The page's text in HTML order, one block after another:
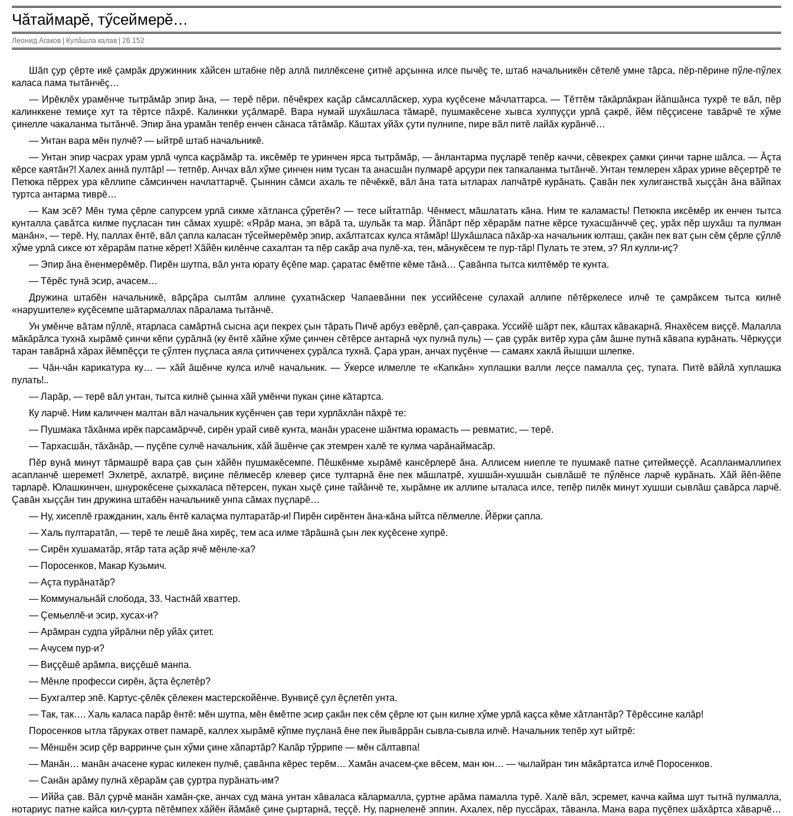
Чăтаймарĕ, тӳсеймерĕ…
Леонид Агаков | Кулăшла калав | 26 152
Шăп çур çĕрте икĕ çамрăк дружинник хăйсен штабне пĕр аллă пиллĕксене çитнĕ арçынна илсе пычĕç те, штаб начальникĕн сĕтелĕ умне тăрса, пĕр-пĕрине пӳле-пӳлех
каласа пама тытăнчĕç…
— Ирĕклĕх урамĕнче тытрăмăр эпир ăна, — терĕ пĕри. пĕчĕкрех каçăр сăмсаллăскер, хура куçĕсене мăчлаттарса. — Тĕттĕм тăкăрлăкран йăпшăнса тухрĕ те вăл, пĕр
калинккене темиçе хут та тĕртсе пăхрĕ. Калинкки уçăлмарĕ. Вара нумай шухăшласа тăмарĕ, пушмакĕсене хывса хулпуççи урлă çакрĕ, йĕм пĕççисене тавăрчĕ те хӳме
çинелле чакаланма тытăнчĕ. Эпир ăна урамăн тепĕр енчен сăнаса тăтăмăр. Кăштах уйăх çути пулнипе, пире вăл питĕ лайăх курăнчĕ…
— Унтан вара мĕн пулчĕ? — ыйтрĕ штаб начальникĕ.
— Унтан эпир часрах урам урлă чупса каçрăмăр та. иксĕмĕр те уринчен ярса тытрăмăр, — ăнлантарма пуçларĕ тепĕр каччи, сĕвекрех çамки çинчи тарне шăлса. — Ăçта
кĕрсе каятăн?! Халех аннă пултăр! — тетпĕр. Анчах вăл хӳме çинчен ним тусан та анасшăн пулмарĕ арçури пек тапкаланма тытăнчĕ. Унтан темлерен хăрах урине вĕçертрĕ те
Петюка пĕррех ура кĕллипе сăмсинчен начлаттарчĕ. Çыннин сăмси ахаль те пĕчĕккĕ, вăл ăна тата ытларах лапчăтрĕ курăнать. Çавăн пек хулиганствă хыççăн ăна вăйпах
туртса антарма тиврĕ…
— Кам эсĕ? Мĕн тума çĕрле сапурсем урлă сикме хăтланса çӳретĕн? — тесе ыйтатпăр. Чĕнмест, мăшлатать кăна. Ним те каламасть! Петюкпа иксĕмĕр ик енчен тытса
кунталла çавăтса килме пуçласан тин сăмах хушрĕ: «Ярăр мана, эп вăрă та, шульăк та мар. Йăпăрт пĕр хĕрарăм патне кĕрсе тухасшăнччĕ çеç, урăх пĕр шухăш та пулман
манăн», — терĕ. Ну, паллах ĕнтĕ, вăл çапла каласан тӳсеймерĕмĕр эпир, ахăлтатсах кулса ятăмăр! Шухăшласа пăхăр-ха начальник юлташ, çакăн пек ват çын сĕм çĕрле çӳллĕ
хӳме урлă сиксе ют хĕрарăм патне кĕрет! Хăйĕн килĕнче сахалтан та пĕр сакăр ача пулĕ-ха, тен, мăнукĕсем те пур-тăр! Пулать те этем, э? Ял кулли-иç?
— Эпир ăна ĕненмерĕмĕр. Пирĕн шутпа, вăл унта юрату ĕçĕпе мар. çаратас ĕмĕтпе кĕме тăнă… Çавăнпа тытса килтĕмĕр те кунта.
— Тĕрĕс тунă эсир, ачасем…
Дружина штабĕн начальникĕ, вăрçăра сылтăм аллине çухатнăскер Чапаевăнни пек уссийĕсене сулахай аллипе пĕтĕркелесе илчĕ те çамрăксем тытса килнĕ
«нарушителе» куçĕсемпе шăтармаллах пăралама тытăнчĕ.
Ун умĕнче вăтам пӳллĕ, ятарласа самăртнă сысна аçи пекрех çын тăрать Пичĕ арбуз евĕрлĕ, çап-çаврака. Уссийĕ шăрт пек, кăштах кăвакарнă. Янахĕсем виççĕ. Малалла
мăкăрăлса тухнă хырăмĕ çинчи кĕпи çурăлнă (ку ĕнтĕ хăйне хӳме çинчен сĕтĕрсе антарнă чух пулнă пуль) — çав çурăк витĕр хура çăм ăшне путнă кăвапа курăнать. Чĕркуççи
таран тавăрнă хăрах йĕмпĕççи те çӳлтен пуçласа аяла çитичченех çурăлса тухнă. Çара уран, анчах пуçĕнче — самаях хаклă йышши шлепке.
— Чăн-чăн карикатура ку… — хăй ăшĕнче кулса илчĕ начальник. — Ӳкерсе илмелле те «Капкăн» хуплашки валли леçсе памалла çеç, тупата. Питĕ вăйлă хуплашка
пулать!..
— Ларăр, — терĕ вăл унтан, тытса килнĕ çынна хăй умĕнчи пукан çине кăтартса.
Ку ларчĕ. Ним каличчен малтан вăл начальник куçĕнчен çав тери хурлăхлăн пăхрĕ те:
— Пушмака тăхăнма ирĕк парсамăрччĕ, сирĕн урай сивĕ кунта, манăн урасене шăнтма юрамасть — ревматис, — терĕ.
— Тархасшăн, тăхăнăр, — пуçĕпе сулчĕ начальник, хăй ăшĕнче çак этемрен халĕ те кулма чарăнаймасăр.
Пĕр вунă минут тăрмашрĕ вара çав çын хăйĕн пушмакĕсемпе. Пĕшкĕнме хырăмĕ кансĕрлерĕ ăна. Аллисем ниепле те пушмакĕ патне çитеймеççĕ. Асапланмаллипех
асапланчĕ шеремет! Эхлетрĕ, ахлатрĕ, виçине пĕлмесĕр клевер çисе тултарнă ĕне пек мăшлатрĕ, хушшăн-хушшăн сывлăшĕ те пӳлĕнсе ларчĕ курăнать. Хăй йĕп-йĕпе
тарларĕ. Юлашкинчен, шнурокĕсене çыхкаласа пĕтерсен, пукан хыçĕ çине тайăнчĕ те, хырăмне ик аллипе ыталаса илсе, тепĕр пилĕк минут хушши сывлăш çавăрса ларчĕ.
Çавăн хыççăн тин дружина штабĕн начальникĕ унпа сăмах пуçларĕ…
— Ну, хисеплĕ гражданин, халь ĕнтĕ калаçма пултаратăр-и! Пирĕн сирĕнтен ăна-кăна ыйтса пĕлмелле. Йĕрки çапла.
— Халь пултаратăп, — терĕ те лешĕ ăна хирĕç, тем аса илме тăрăшнă çын лек куçĕсене хупрĕ.
— Сирĕн хушаматăр, ятăр тата аçăр ячĕ мĕнле-ха?
— Поросенков, Макар Кузьмич.
— Аçта пурăнатăр?
— Коммунальнăй слобода, 33. Частнăй хваттер.
— Çемьеллĕ-и эсир, хусах-и?
— Арăмран судпа уйрăлни пĕр уйăх çитет.
— Ачусем пур-и?
— Виççĕшĕ арăмпа, виççĕшĕ манпа.
— Мĕнле професси сирĕн, ăçта ĕçлетĕр?
— Бухгалтер эпĕ. Картус-çĕлĕк çĕлекен мастерскойĕнче. Вунвиçĕ çул ĕçлетĕп унта.
— Так, так…. Халь каласа парăр ĕнтĕ: мĕн шутпа, мĕн ĕмĕтпе эсир çакăн пек сĕм çĕрле ют çын килне хӳме урлă каçса кĕме хăтлантăр? Тĕрĕссине калăр!
Поросенков ытла тăруках ответ памарĕ, каллех хырăмĕ кӳпме пуçланă ĕне пек йывăррăн сывла-сывла илчĕ. Начальник тепĕр хут ыйтрĕ:
— Мĕншĕн эсир çĕр варринче çын хӳми çине хăпартăр? Калăр тӳррипе — мĕн сăлтавпа!
— Манăн… манăн ачасене курас килекен пулчĕ, çавăнпа кĕрес терĕм… Хамăн ачасем-çке вĕсем, ман юн… — чылайран тин мăкăртатса илчĕ Поросенков.
— Санăн арăму пулнă хĕрарăм çав çуртра пурăнать-им?
— Иййа çав. Вăл çурчĕ манăн хамăн-çке, анчах суд мана унтан хăваласа кăлармалла, çуртне арăма памалла турĕ. Халĕ вăл, эсремет, качча кайма шут тытнă пулмалла,
нотариус патне кайса кил-çурта пĕтĕмпех хăйĕн йăмăкĕ çине çыртарнă, теççĕ. Ну, парнеленĕ эппин. Ахалех, пĕр пуссăрах, тăванла. Мана вара пуçĕпех шăхăртса хăварчĕ…